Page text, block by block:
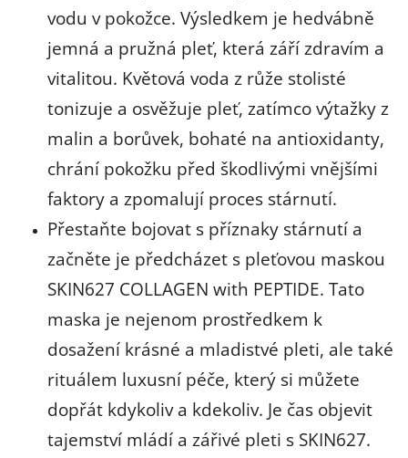
vodu v pokožce. Výsledkem je hedvábně
jemná a pružná pleť, která září zdravím a
vitalitou. Květová voda z růže stolisté
tonizuje a osvěžuje pleť, zatímco výtažky z
malin a borůvek, bohaté na antioxidanty,
chrání pokožku před škodlivými vnějšími
faktory a zpomalují proces stárnutí.
Přestaňte bojovat s příznaky stárnutí a
začněte je předcházet s pleťovou maskou
SKIN627 COLLAGEN with PEPTIDE. Tato
maska je nejenom prostředkem k
dosažení krásné a mladistvé pleti, ale také
rituálem luxusní péče, který si můžete
dopřát kdykoliv a kdekoliv. Je čas objevit
tajemství mládí a zářivé pleti s SKIN627.